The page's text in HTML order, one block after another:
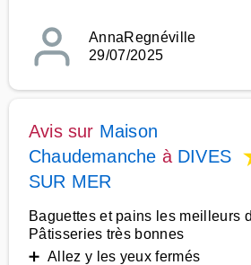
AnnaRegnéville
29/07/2025
Avis sur Maison
Chaudemanche à DIVES
SUR MER
Baguettes et pains les meilleurs
Pâtisseries très bonnes
➕ Allez y les yeux fermés